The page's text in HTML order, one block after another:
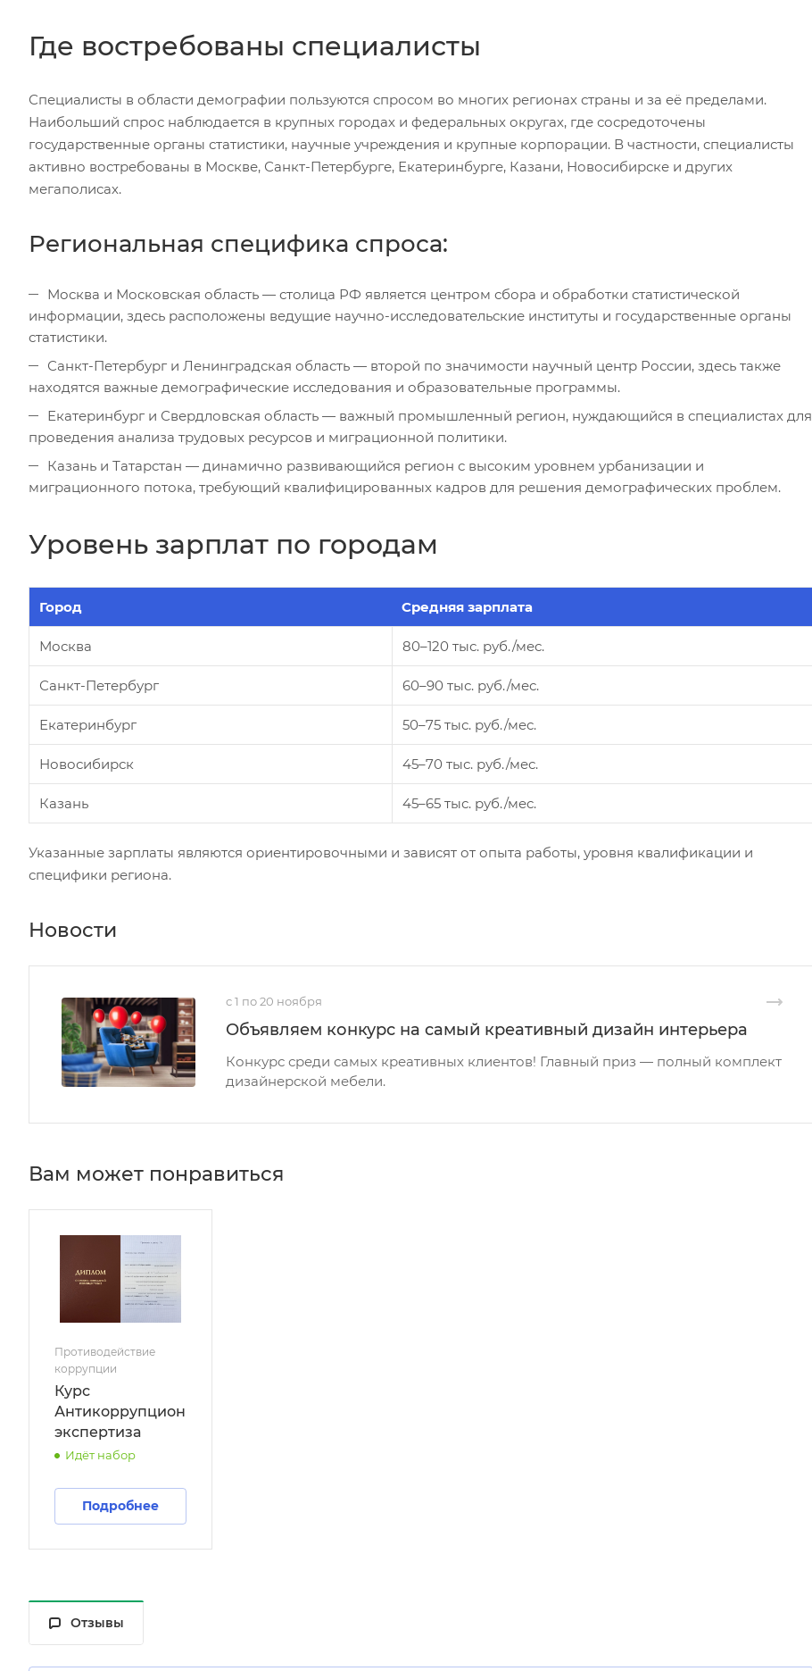
Где востребованы специалисты
Специалисты в области демографии пользуются спросом во многих регионах страны и за её пределами.
Наибольший спрос наблюдается в крупных городах и федеральных округах, где сосредоточены
государственные органы статистики, научные учреждения и крупные корпорации. В частности, специалисты
активно востребованы в Москве, Санкт-Петербурге, Екатеринбурге, Казани, Новосибирске и других
мегаполисах.
Региональная специфика спроса:
Москва и Московская область — столица РФ является центром сбора и обработки статистической
информации, здесь расположены ведущие научно-исследовательские институты и государственные органы
статистики.
Санкт-Петербург и Ленинградская область — второй по значимости научный центр России, здесь также
находятся важные демографические исследования и образовательные программы.
Екатеринбург и Свердловская область — важный промышленный регион, нуждающийся в специалистах для
проведения анализа трудовых ресурсов и миграционной политики.
Казань и Татарстан — динамично развивающийся регион с высоким уровнем урбанизации и
миграционного потока, требующий квалифицированных кадров для решения демографических проблем.
Уровень зарплат по городам
Город Средняя зарплата
Москва 80–120 тыс. руб./мес.
Санкт-Петербург 60–90 тыс. руб./мес.
Екатеринбург 50–75 тыс. руб./мес.
Новосибирск 45–70 тыс. руб./мес.
Казань 45–65 тыс. руб./мес.
Указанные зарплаты являются ориентировочными и зависят от опыта работы, уровня квалификации и
специфики региона.
Новости
с 1 по 20 ноября
Объявляем конкурс на самый креативный дизайн интерьера
Конкурс среди самых креативных клиентов! Главный приз — полный комплект
дизайнерской мебели.
Вам может понравиться
Противодействие
коррупции
Курс
Антикоррупционная
экспертиза
Идёт набор
Подробнее
Отзывы